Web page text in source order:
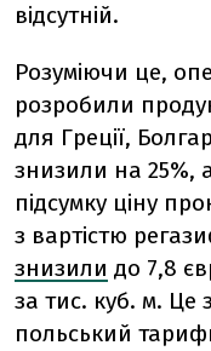
відсутній.
Розуміючи це,
розробили
для Греції,
знизили на 25%,
підсумку ціну
з вартістю
знизили до 7,8
за тис. куб. м. Це
польський